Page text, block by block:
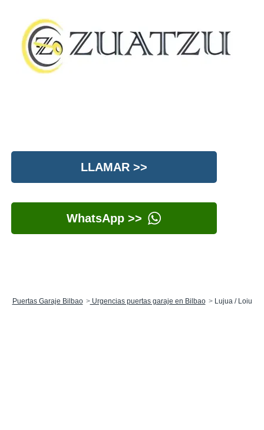
LLAMAR >>
WhatsApp >>
Puertas Garaje Bilbao Urgencias puertas garaje en Bilbao Lujua / Loiu